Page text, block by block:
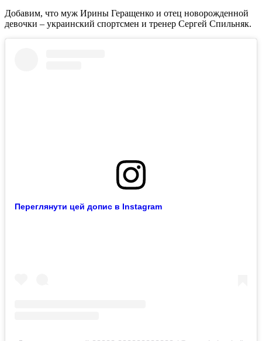
Добавим, что муж Ирины Геращенко и отец новорожденной
девочки – украинский спортсмен и тренер Сергей Спильняк.
Переглянути цей допис в Instagram